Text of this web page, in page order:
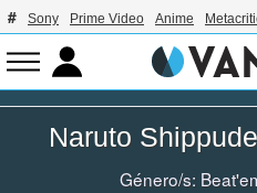
Sony Prime Video Anime
Naruto
Género/s: